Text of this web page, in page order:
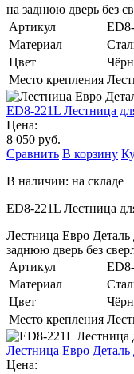
на заднюю дверь без
Артикул
Материал
Цвет
Место крепления
ED8-221L Лестница
Цена:
8 050 руб.
Сравнить В корзину
В наличии: на складе
ED8-221L Лестница
Лестница Евро Деталь
заднюю дверь без
Артикул
Материал
Цвет
Место крепления
Лестница Евро
Цена: